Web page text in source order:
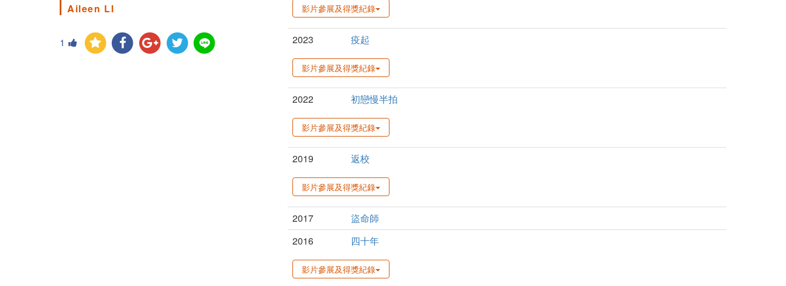
Aileen LI
1
影片參展及得獎紀錄
2023 疫起
影片參展及得獎紀錄
2022 初戀慢半拍
影片參展及得獎紀錄
2019 返校
影片參展及得獎紀錄
2017
盜命師
2016
四十年
影片參展及得獎紀錄